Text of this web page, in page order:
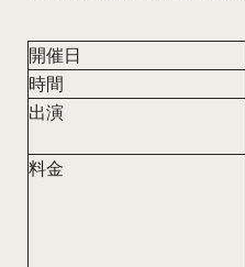
開催日
時間
出演
料金